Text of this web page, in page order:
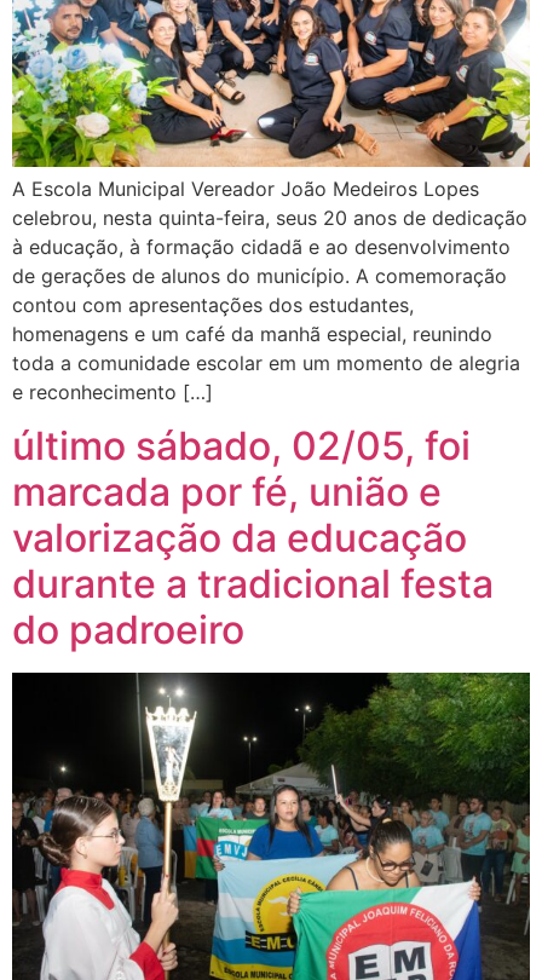
A Escola Municipal Vereador João Medeiros Lopes
celebrou, nesta quinta-feira, seus 20 anos de dedicação
à educação, à formação cidadã e ao desenvolvimento
de gerações de alunos do município. A comemoração
contou com apresentações dos estudantes,
homenagens e um café da manhã especial, reunindo
toda a comunidade escolar em um momento de alegria
e reconhecimento […]
último sábado, 02/05, foi
marcada por fé, união e
valorização da educação
durante a tradicional festa
do padroeiro